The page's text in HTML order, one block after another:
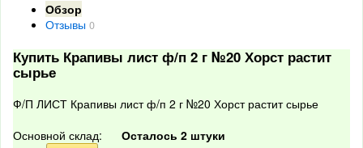
Обзор
Отзывы 0
Купить Крапивы лист ф/п 2 г №20 Хорст растит
сырье
Ф/П ЛИСТ Крапивы лист ф/п 2 г №20 Хорст растит сырье
Основной склад:
Осталось 2 штуки